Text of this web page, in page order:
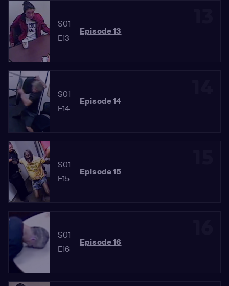
S01
E13
Episode 13
S01
E14
Episode 14
S01
E15
Episode 15
S01
E16
Episode 16